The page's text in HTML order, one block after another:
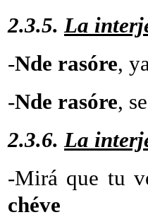
2.3.5.La
-Nde rasóre,
-Nde rasóre,
2.3.6.La
-Mirá